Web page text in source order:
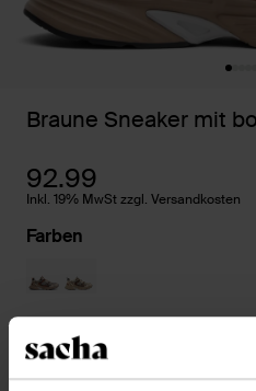
Braune Sneaker mit
92.99
Inkl. 19% MwSt zzgl. Versandkosten
Farben
Größe